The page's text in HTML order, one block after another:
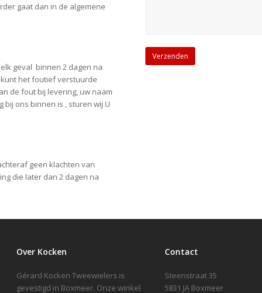
gaat dan in de algemene
geval binnen 2 dagen na
het foutief verstuurde
de fout bij levering, uw naam
ons binnen is , sturen wij U
geen klachten van
die later dan 2 dagen na
Over Kocken
Gérard Kocken Tweewielers is
gevestigd in Boxmeer. Onze winkel
Contact
Steenstraat 35
5831 JA Boxmeer